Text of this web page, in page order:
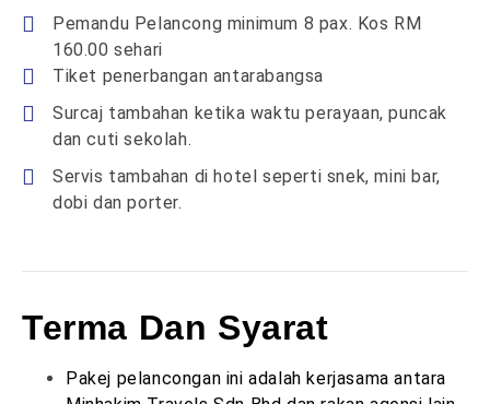
Pemandu Pelancong minimum 8 pax. Kos RM
160.00 sehari
Tiket penerbangan antarabangsa
Surcaj tambahan ketika waktu perayaan, puncak
dan cuti sekolah.
Servis tambahan di hotel seperti snek, mini bar,
dobi dan porter.
Terma Dan Syarat
Pakej pelancongan ini adalah kerjasama antara